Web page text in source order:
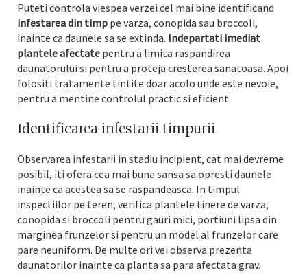
Puteti controla viespea verzei cel mai bine identificand
infestarea din timp pe varza, conopida sau broccoli,
inainte ca daunele sa se extinda. Indepartati imediat
plantele afectate pentru a limita raspandirea
daunatorului si pentru a proteja cresterea sanatoasa. Apoi
folositi tratamente tintite doar acolo unde este nevoie,
pentru a mentine controlul practic si eficient.
Identificarea infestarii timpurii
Observarea infestarii in stadiu incipient, cat mai devreme
posibil, iti ofera cea mai buna sansa sa opresti daunele
inainte ca acestea sa se raspandeasca. In timpul
inspectiilor pe teren, verifica plantele tinere de varza,
conopida si broccoli pentru gauri mici, portiuni lipsa din
marginea frunzelor si pentru un model al frunzelor care
pare neuniform. De multe ori vei observa prezenta
daunatorilor inainte ca planta sa para afectata grav.